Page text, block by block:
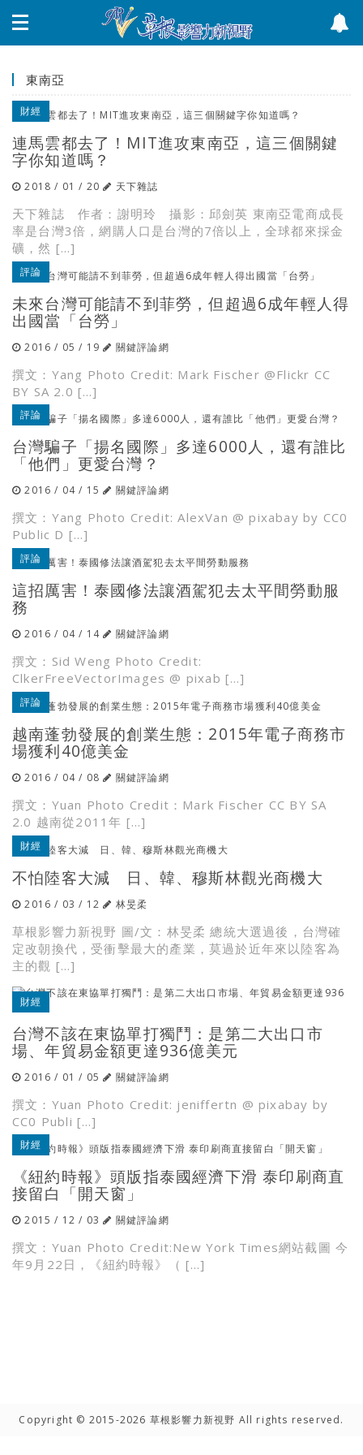
東南亞
財經
連馬雲都去了！MIT進攻東南亞，這三個關鍵
字你知道嗎？
2018 / 01 / 20 天下雜誌
天下雜誌 作者：謝明玲 攝影：邱劍英 東南亞電商成長
率是台灣3倍，網購人口是台灣的7倍以上，全球都來採金
礦，然 […]
評論
未來台灣可能請不到菲勞，但超過6成年輕人得
出國當「台勞」
2016 / 05 / 19 關鍵評論網
撰文：Yang Photo Credit: Mark Fischer @Flickr CC
BY SA 2.0 […]
評論
台灣騙子「揚名國際」多達6000人，還有誰比
「他們」更愛台灣？
2016 / 04 / 15 關鍵評論網
撰文：Yang Photo Credit: AlexVan @ pixabay by CC0
Public D […]
評論
這招厲害！泰國修法讓酒駕犯去太平間勞動服
務
2016 / 04 / 14 關鍵評論網
撰文：Sid Weng Photo Credit:
ClkerFreeVectorImages @ pixab […]
評論
越南蓬勃發展的創業生態：2015年電子商務市
場獲利40億美金
2016 / 04 / 08 關鍵評論網
撰文：Yuan Photo Credit：Mark Fischer CC BY SA
2.0 越南從2011年 […]
財經
不怕陸客大減 日、韓、穆斯林觀光商機大
2016 / 03 / 12 林旻柔
草根影響力新視野 圖/文：林旻柔 總統大選過後，台灣確
定改朝換代，受衝擊最大的產業，莫過於近年來以陸客為
主的觀 […]
財經
台灣不該在東協單打獨鬥：是第二大出口市
場、年貿易金額更達936億美元
2016 / 01 / 05 關鍵評論網
撰文：Yuan Photo Credit: jeniffertn @ pixabay by
CC0 Publi […]
財經
《紐約時報》頭版指泰國經濟下滑 泰印刷商直
接留白「開天窗」
2015 / 12 / 03 關鍵評論網
撰文：Yuan Photo Credit:New York Times網站截圖 今
年9月22日，《紐約時報》（ […]
Copyright © 2015-2026 草根影響力新視野 All rights reserved.